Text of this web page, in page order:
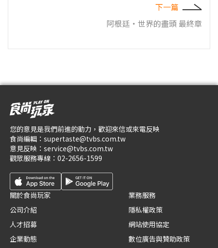
下一篇
阿根廷‧世界的盡頭 最終章
您的意見是我們前進的動力，歡迎來信或來電反映
食尚編輯： supertaste@tvbs.com.tw
意見反映： service@tvbs.com.tw
觀眾服務專線： 02-2656-1599
關於食尚玩家
公司介紹
人才招募
企業動態
業務服務
隱私權政策
網站使用協定
數位廣告與贊助政策